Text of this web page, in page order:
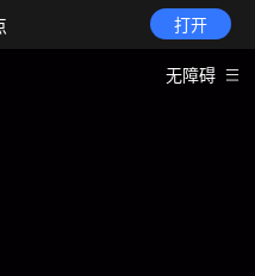
打开
无障碍